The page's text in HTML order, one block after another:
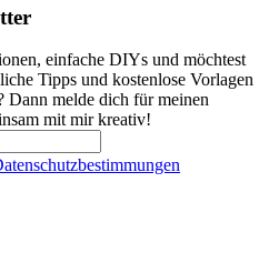
einfache DIYs und möchtest
Tipps und kostenlose Vorlagen
Dann melde dich für meinen
mit mir kreativ!